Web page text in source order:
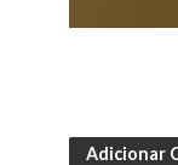
Adicionar